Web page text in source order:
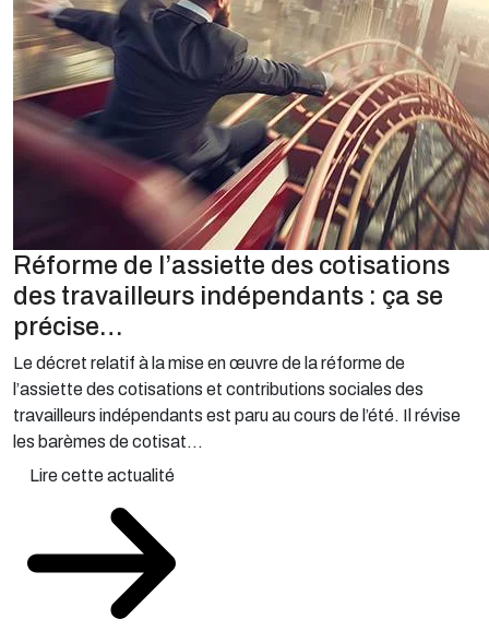
Réforme de l’assiette des cotisations
des travailleurs indépendants : ça se
précise…
Le décret relatif à la mise en œuvre de la réforme de
l’assiette des cotisations et contributions sociales des
travailleurs indépendants est paru au cours de l’été. Il révise
les barèmes de cotisat...
Lire cette actualité